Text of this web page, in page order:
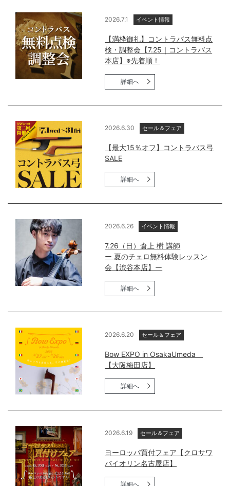
2026.7.1 イベント情報
【満枠御礼】コントラバス無料点
検・調整会【7.25｜コントラバス
本店】※先着順！
詳細へ
2026.6.30 セール＆フェア
【最大15％オフ】コントラバス弓
SALE
詳細へ
2026.6.26 イベント情報
7.26（日）倉上 樹 講師
ー 夏のチェロ無料体験レッスン
会【渋谷本店】ー
詳細へ
2026.6.20 セール＆フェア
Bow EXPO in OsakaUmeda
【大阪梅田店】
詳細へ
2026.6.19 セール＆フェア
ヨーロッパ買付フェア【クロサワ
バイオリン名古屋店】
詳細へ